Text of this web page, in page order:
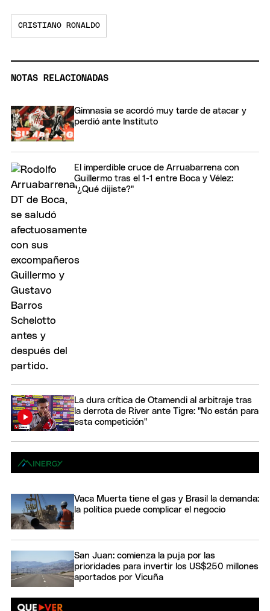
CRISTIANO RONALDO
NOTAS RELACIONADAS
Gimnasia se acordó muy tarde de atacar y
perdió ante Instituto
El imperdible cruce de Arruabarrena con
Guillermo tras el 1-1 entre Boca y Vélez:
"¿Qué dijiste?"
La dura crítica de Otamendi al arbitraje tras
la derrota de River ante Tigre: "No están para
esta competición"
Vaca Muerta tiene el gas y Brasil la demanda:
la política puede complicar el negocio
San Juan: comienza la puja por las
prioridades para invertir los US$250 millones
aportados por Vicuña